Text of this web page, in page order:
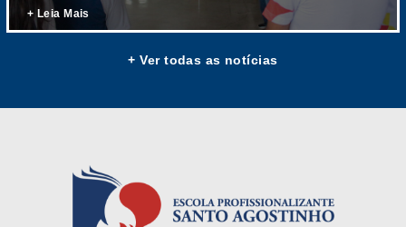
+ Leia Mais
+ Ver todas as notícias